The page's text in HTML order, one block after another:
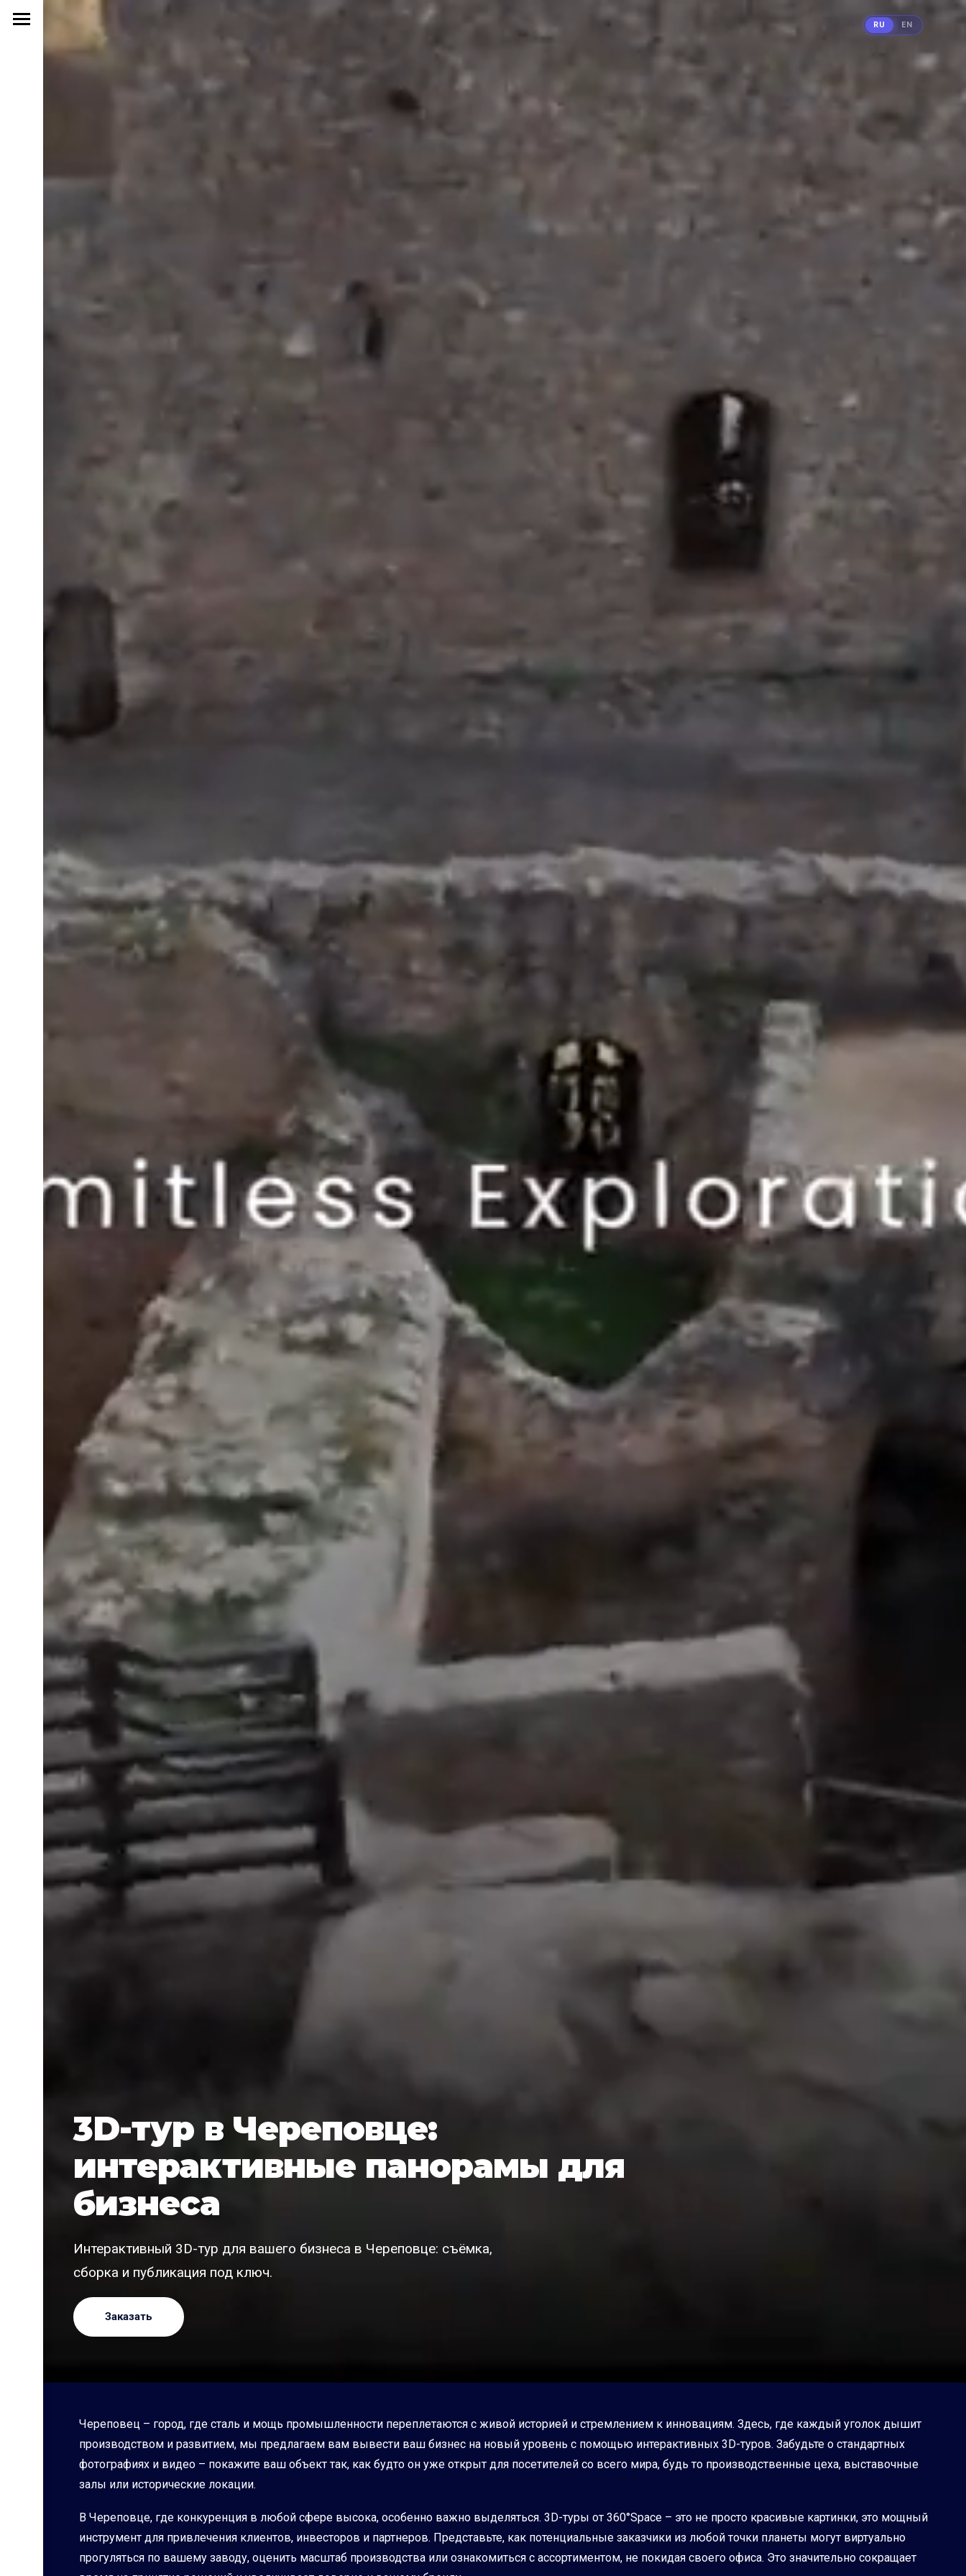
3D-тур в Череповце:
интерактивные панорамы для
бизнеса
Интерактивный 3D-тур для вашего бизнеса в Череповце: съёмка,
сборка и публикация под ключ.
Заказать
Череповец – город, где сталь и мощь промышленности переплетаются с живой историей и стремлением к инновациям. Здесь, где каждый уголок дышит
производством и развитием, мы предлагаем вам вывести ваш бизнес на новый уровень с помощью интерактивных 3D-туров. Забудьте о стандартных
фотографиях и видео – покажите ваш объект так, как будто он уже открыт для посетителей со всего мира, будь то производственные цеха, выставочные
залы или исторические локации.
В Череповце, где конкуренция в любой сфере высока, особенно важно выделяться. 3D-туры от 360°Space – это не просто красивые картинки, это мощный
инструмент для привлечения клиентов, инвесторов и партнеров. Представьте, как потенциальные заказчики из любой точки планеты могут виртуально
прогуляться по вашему заводу, оценить масштаб производства или ознакомиться с ассортиментом, не покидая своего офиса. Это значительно сокращает
RU EN